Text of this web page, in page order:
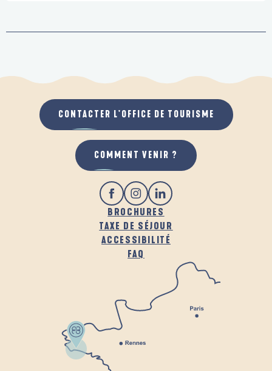
BROCHURES
TAXE DE SÉJOUR
ACCESSIBILITÉ
FAQ
CONTACTER L'OFFICE DE TOURISME
COMMENT VENIR ?